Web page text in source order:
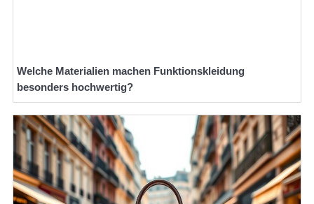
Welche Materialien machen Funktionskleidung
besonders hochwertig?